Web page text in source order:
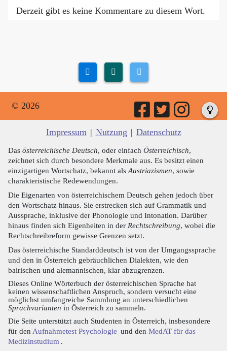
Derzeit gibt es keine Kommentare zu diesem Wort.
© 2026
Impressum | Nutzung | Datenschutz
Das österreichische Deutsch, oder einfach Österreichisch,
zeichnet sich durch besondere Merkmale aus. Es besitzt einen
einzigartigen Wortschatz, bekannt als Austriazismen, sowie
charakteristische Redewendungen.
Die Eigenarten von österreichischem Deutsch gehen jedoch über
den Wortschatz hinaus. Sie erstrecken sich auf Grammatik und
Aussprache, inklusive der Phonologie und Intonation. Darüber
hinaus finden sich Eigenheiten in der Rechtschreibung, wobei die
Rechtschreibreform gewisse Grenzen setzt.
Das österreichische Standarddeutsch ist von der Umgangssprache
und den in Österreich gebräuchlichen Dialekten, wie den
bairischen und alemannischen, klar abzugrenzen.
Dieses Online Wörterbuch der österreichischen Sprache hat
keinen wissenschaftlichen Anspruch, sondern versucht eine
möglichst umfangreiche Sammlung an unterschiedlichen
Sprachvarianten in Österreich zu sammeln.
Die Seite unterstützt auch Studenten in Österreich, insbesondere
für den Aufnahmetest Psychologie und den MedAT für das
Medizinstudium .